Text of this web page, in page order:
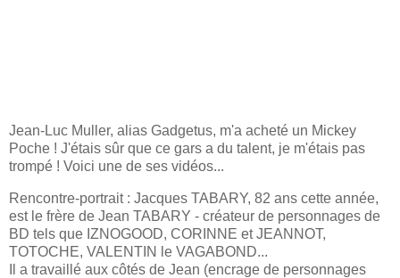
Jean-Luc Muller, alias Gadgetus, m'a acheté un Mickey
Poche ! J'étais sûr que ce gars a du talent, je m'étais pas
trompé ! Voici une de ses vidéos...
Rencontre-portrait : Jacques TABARY, 82 ans cette année,
est le frère de Jean TABARY - créateur de personnages de
BD tels que IZNOGOOD, CORINNE et JEANNOT,
TOTOCHE, VALENTIN le VAGABOND...
Il a travaillé aux côtés de Jean (encrage de personnages